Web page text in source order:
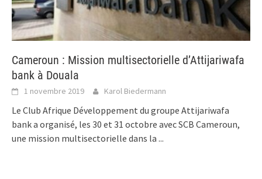
Cameroun : Mission multisectorielle d’Attijariwafa
bank à Douala
1 novembre 2019 Karol Biedermann
Le Club Afrique Développement du groupe Attijariwafa
bank a organisé, les 30 et 31 octobre avec SCB Cameroun,
une mission multisectorielle dans la ...